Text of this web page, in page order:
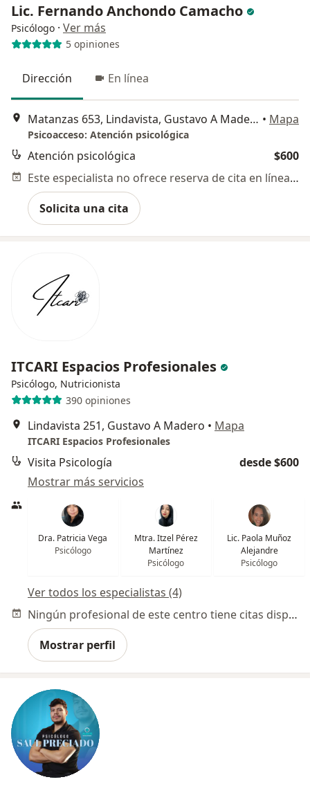
Lic. Fernando Anchondo Camacho
Psicólogo · Ver más
5 opiniones
Dirección En línea
Matanzas 653, Lindavista, Gustavo A Madero • Mapa
Psicoacceso: Atención psicológica
Atención psicológica
$600
Este especialista no ofrece reserva de cita en línea en esta dirección.
Solicita una cita
ITCARI Espacios Profesionales
Psicólogo, Nutricionista
390 opiniones
Lindavista 251, Gustavo A Madero • Mapa
ITCARI Espacios Profesionales
Visita Psicología
desde $600
Mostrar más servicios
Dra. Patricia Vega
Psicólogo
Mtra. Itzel Pérez
Martínez
Psicólogo
Lic. Paola Muñoz
Alejandre
Psicólogo
Ver todos los especialistas (4)
Ningún profesional de este centro tiene citas disponibles
Mostrar perfil